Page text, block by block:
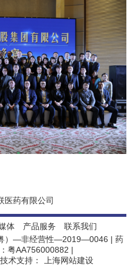
医药有限公司
体 产品服务
联系我们
）—非经营性—2019—0046 | 药
粤AA756000882 |
技术支持： 上海网站建设